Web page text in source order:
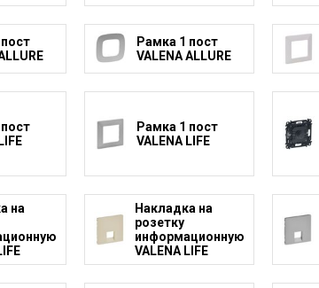
Рамка 1 пост
VALENA ALLURE
Рамка 1 пост
VALENA LIFE
на
Накладка на
розетку
информационную
VALENA LIFE